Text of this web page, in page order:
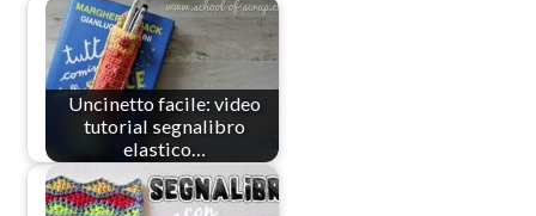
Uncinetto facile: video
tutorial segnalibro
elastico…